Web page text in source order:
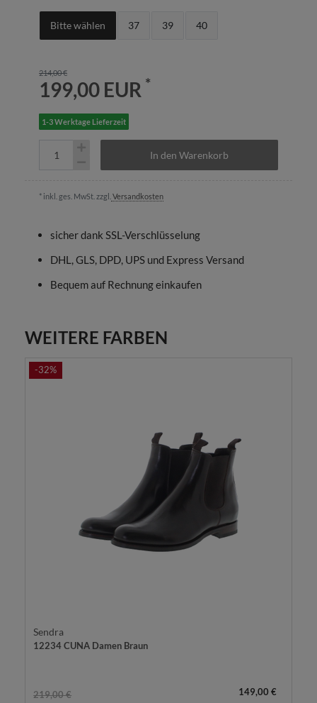
Bitte wählen 37 39 40
214,00 €
199,00 EUR *
1-3 Werktage Lieferzeit
In den Warenkorb
* inkl. ges. MwSt. zzgl. Versandkosten
sicher dank SSL-Verschlüsselung
DHL, GLS, DPD, UPS und Express Versand
Bequem auf Rechnung einkaufen
WEITERE FARBEN
-32%
Sendra
12234 CUNA Damen Braun
219,00 € 149,00 €